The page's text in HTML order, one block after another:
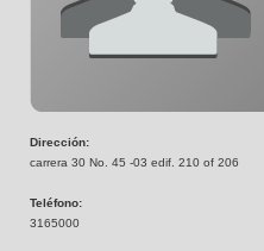
Dirección:
carrera 30 No. 45 -03 edif. 210 of 206
Teléfono:
3165000